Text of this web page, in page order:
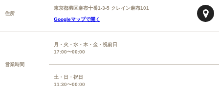
住所
東京都港区麻布十番1-3-5 クレイン麻布101
Googleマップで開く
営業時間
月・火・水・木・金・祝前日
17:00〜00:00
土・日・祝日
11:30〜00:00